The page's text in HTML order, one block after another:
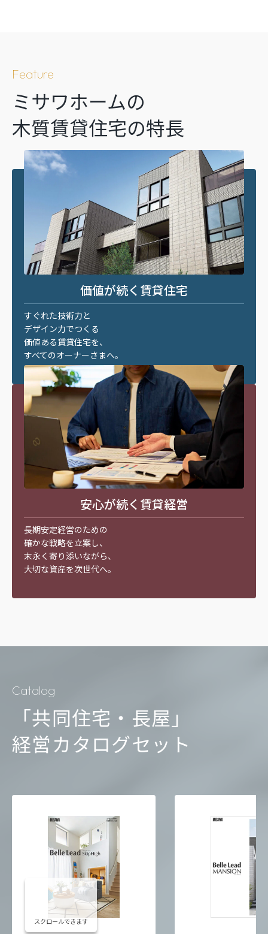
Feature
ミサワホームの
木質賃貸住宅の特長
価値が続く賃貸住宅
すぐれた技術力と
デザイン力でつくる
価値ある賃貸住宅を、
すべてのオーナーさまへ。
安心が続く賃貸経営
長期安定経営のための
確かな戦略を立案し、
末永く寄り添いながら、
大切な資産を次世代へ。
Catalog
「共同住宅・長屋」
経営カタログセット
スクロールできます